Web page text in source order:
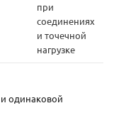
при
соединениях
и точечной
нагрузке
одинаковой